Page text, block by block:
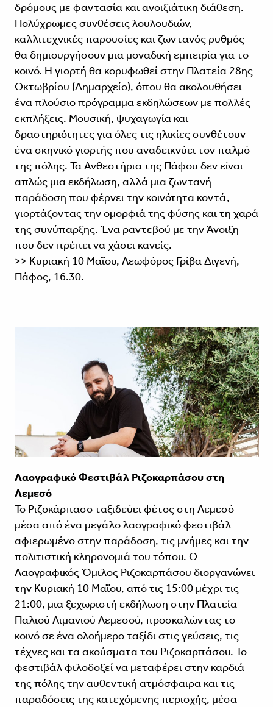
δρόμους με φαντασία και ανοιξιάτικη διάθεση.
Πολύχρωμες συνθέσεις λουλουδιών,
καλλιτεχνικές παρουσίες και ζωντανός ρυθμός
θα δημιουργήσουν μια μοναδική εμπειρία για το
κοινό. Η γιορτή θα κορυφωθεί στην Πλατεία 28ης
Οκτωβρίου (Δημαρχείο), όπου θα ακολουθήσει
ένα πλούσιο πρόγραμμα εκδηλώσεων με πολλές
εκπλήξεις. Μουσική, ψυχαγωγία και
δραστηριότητες για όλες τις ηλικίες συνθέτουν
ένα σκηνικό γιορτής που αναδεικνύει τον παλμό
της πόλης. Τα Ανθεστήρια της Πάφου δεν είναι
απλώς μια εκδήλωση, αλλά μια ζωντανή
παράδοση που φέρνει την κοινότητα κοντά,
γιορτάζοντας την ομορφιά της φύσης και τη χαρά
της συνύπαρξης. Ένα ραντεβού με την Άνοιξη
που δεν πρέπει να χάσει κανείς.
>> Κυριακή 10 Μαΐου, Λεωφόρος Γρίβα Διγενή,
Πάφος, 16.30.
Λαογραφικό Φεστιβάλ Ριζοκαρπάσου στη
Λεμεσό
Το Ριζοκάρπασο ταξιδεύει φέτος στη Λεμεσό
μέσα από ένα μεγάλο λαογραφικό φεστιβάλ
αφιερωμένο στην παράδοση, τις μνήμες και την
πολιτιστική κληρονομιά του τόπου. Ο
Λαογραφικός Όμιλος Ριζοκαρπάσου διοργανώνει
την Κυριακή 10 Μαΐου, από τις 15:00 μέχρι τις
21:00, μια ξεχωριστή εκδήλωση στην Πλατεία
Παλιού Λιμανιού Λεμεσού, προσκαλώντας το
κοινό σε ένα ολοήμερο ταξίδι στις γεύσεις, τις
τέχνες και τα ακούσματα του Ριζοκαρπάσου. Το
φεστιβάλ φιλοδοξεί να μεταφέρει στην καρδιά
της πόλης την αυθεντική ατμόσφαιρα και τις
παραδόσεις της κατεχόμενης περιοχής, μέσα